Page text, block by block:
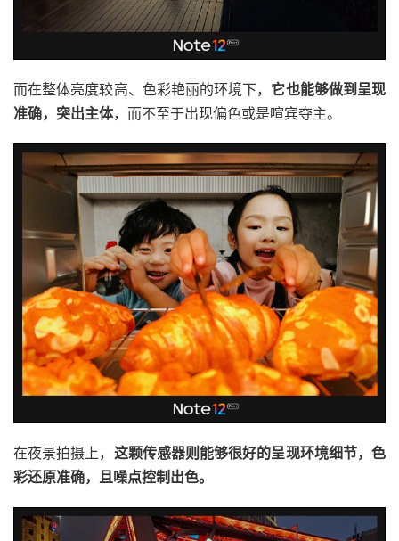
而在整体亮度较高、色彩艳丽的环境下， 它也能够做到呈现
准确，突出主体，而不至于出现偏色或是喧宾夺主。
在夜景拍摄上， 这颗传感器则能够很好的呈现环境细节，色
彩还原准确，且噪点控制出色。